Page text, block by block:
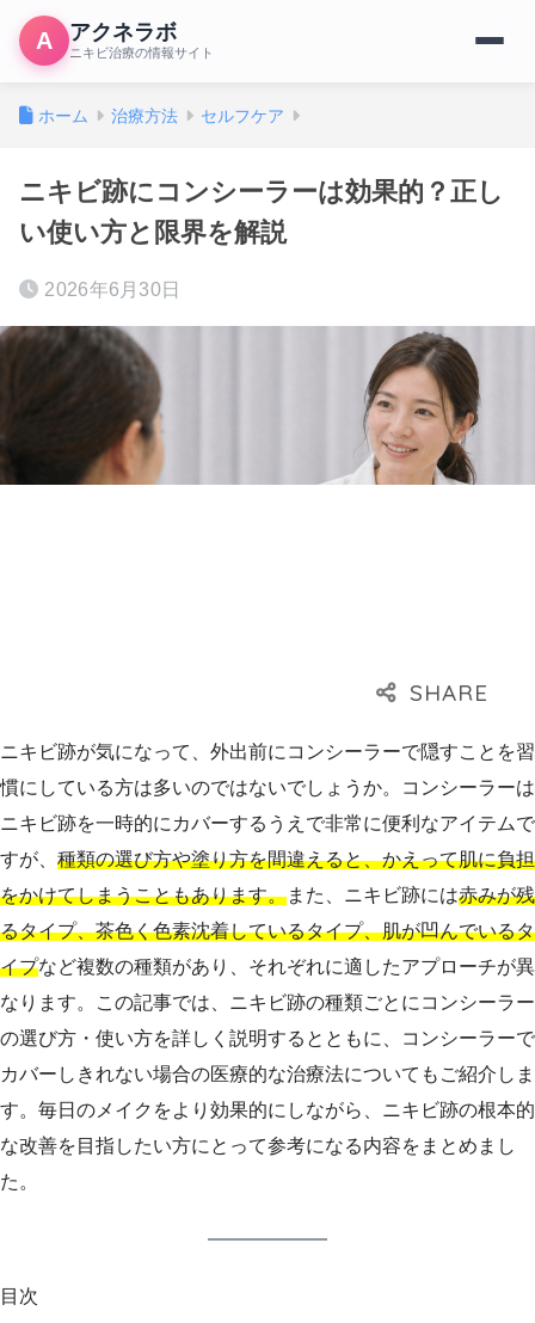
A アクネラボ
ニキビ治療の情報サイト
ホーム 治療方法 セルフケア
ニキビ跡にコンシーラーは効果的？正し
い使い方と限界を解説
2026年6月30日
ニキビ跡が気になって、外出前にコンシーラーで隠すことを習
慣にしている方は多いのではないでしょうか。コンシーラーは
ニキビ跡を一時的にカバーするうえで非常に便利なアイテムで
すが、 種類の選び方や塗り方を間違えると、かえって肌に負担
をかけてしまうこともあります。また、ニキビ跡には赤みが残
るタイプ、茶色く色素沈着しているタイプ、肌が凹んでいるタ
イプなど複数の種類があり、それぞれに適したアプローチが異
なります。この記事では、ニキビ跡の種類ごとにコンシーラー
の選び方・使い方を詳しく説明するとともに、コンシーラーで
カバーしきれない場合の医療的な治療法についてもご紹介しま
す。毎日のメイクをより効果的にしながら、ニキビ跡の根本的
な改善を目指したい方にとって参考になる内容をまとめまし
た。
目次